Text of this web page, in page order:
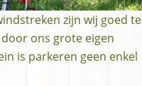
zijn wij goed te
ons grote eigen
is parkeren geen enkel